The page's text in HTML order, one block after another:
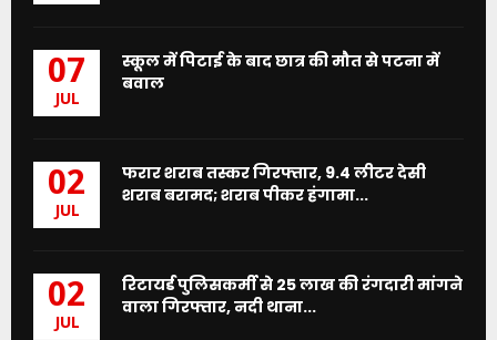
07
JUL
स्कूल में पिटाई के बाद छात्र की मौत से पटना में
बवाल
02
JUL
फरार शराब तस्कर गिरफ्तार, 9.4 लीटर देसी
शराब बरामद; शराब पीकर हंगामा...
02
JUL
रिटायर्ड पुलिसकर्मी से 25 लाख की रंगदारी मांगने
वाला गिरफ्तार, नदी थाना...